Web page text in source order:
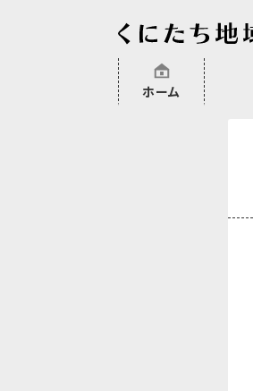
ホーム